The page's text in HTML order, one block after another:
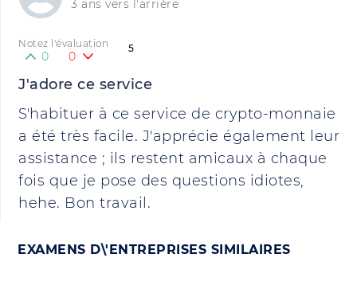
3 ans vers l'arrière
5
Notez l'évaluation
0 0
J'adore ce service
S'habituer à ce service de crypto-monnaie
a été très facile. J'apprécie également leur
assistance ; ils restent amicaux à chaque
fois que je pose des questions idiotes,
hehe. Bon travail.
EXAMENS D\'ENTREPRISES SIMILAIRES